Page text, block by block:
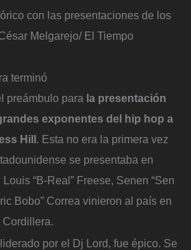
con las presentaciones de los
Melgarejo/ El Tiempo
terminó
preámbulo para la presentación
exponentes del hip hop a
Hill. Esta no era la primera vez
se presentaba en
“B-Real” Freese, Senen “Sen
Bobo” Correa vinieron al país en
por el Dj Lord, fue épico. Se